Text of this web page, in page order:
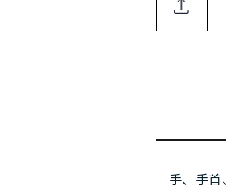
手、手